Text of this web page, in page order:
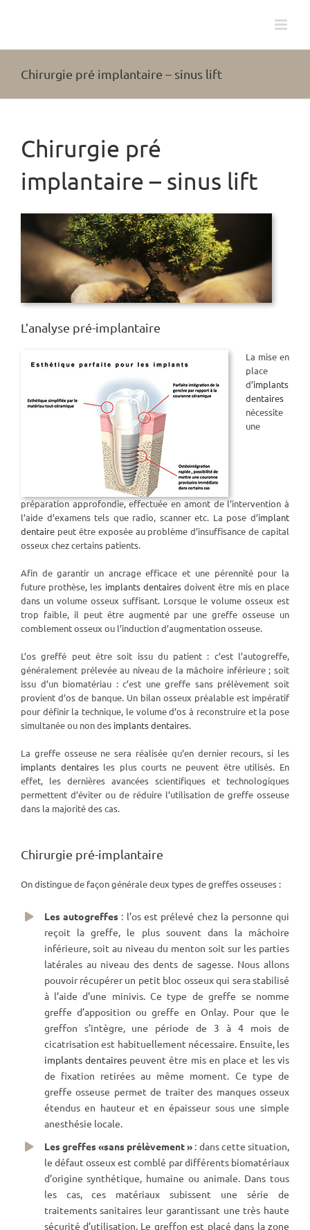
Chirurgie pré implantaire – sinus lift
Chirurgie pré
implantaire – sinus lift
L’analyse pré-implantaire
La mise en
place
d’implants
dentaires
nécessite
une
préparation approfondie, effectuée en amont de l’intervention à
l’aide d’examens tels que radio, scanner etc. La pose d’implant
dentaire peut être exposée au problème d’insuffisance de capital
osseux chez certains patients.
Afin de garantir un ancrage efficace et une pérennité pour la
future prothèse, les implants dentairesdoivent être mis en place
dans un volume osseux suffisant. Lorsque le volume osseux est
trop faible, il peut être augmenté par une greffe osseuse un
comblement osseux ou l’induction d’augmentation osseuse.
L’os greffé peut être soit issu du patient : c’est l’autogreffe,
généralement prélevée au niveau de la mâchoire inférieure ; soit
issu d’un biomatériau : c’est une greffe sans prélèvement soit
provient d’os de banque. Un bilan osseux préalable est impératif
pour définir la technique, le volume d’os à reconstruire et la pose
simultanée ou non des implants dentaires.
La greffe osseuse ne sera réalisée qu’en dernier recours, si les
implants dentairesles plus courts ne peuvent être utilisés. En
effet, les dernières avancées scientifiques et technologiques
permettent d’éviter ou de réduire l’utilisation de greffe osseuse
dans la majorité des cas.
Chirurgie pré-implantaire
On distingue de façon générale deux types de greffes osseuses :
Les autogreffes: l’os est prélevé chez la personne qui
reçoit la greffe, le plus souvent dans la mâchoire
inférieure, soit au niveau du menton soit sur les parties
latérales au niveau des dents de sagesse. Nous allons
pouvoir récupérer un petit bloc osseux qui sera stabilisé
à l’aide d’une minivis. Ce type de greffe se nomme
greffe d’apposition ou greffe en Onlay. Pour que le
greffon s’intègre, une période de 3 à 4 mois de
cicatrisation est habituellement nécessaire. Ensuite, les
implants dentairespeuvent être mis en place et les vis
de fixation retirées au même moment. Ce type de
greffe osseuse permet de traiter des manques osseux
étendus en hauteur et en épaisseur sous une simple
anesthésie locale.
Les greffes «sans prélèvement » : dans cette situation,
le défaut osseux est comblé par différents biomatériaux
d’origine synthétique, humaine ou animale. Dans tous
les cas, ces matériaux subissent une série de
traitements sanitaires leur garantissant une très haute
sécurité d’utilisation. Le greffon est placé dans la zone